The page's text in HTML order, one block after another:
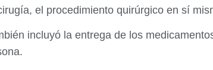
el procedimiento quirúrgico en sí
incluyó la entrega de los